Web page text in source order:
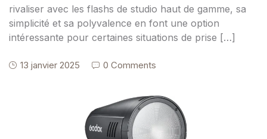
rivaliser avec les flashs de studio haut de gamme, sa
simplicité et sa polyvalence en font une option
intéressante pour certaines situations de prise […]
13 janvier 2025 0 Comments